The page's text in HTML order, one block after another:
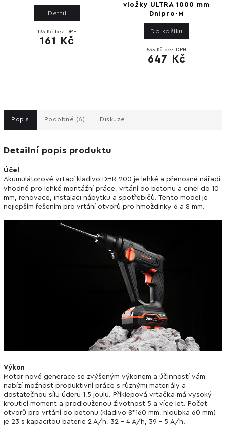
Popis Podobné (6) Diskuze
Detailní popis produktu
Účel
Akumulátorové vrtací kladivo DHR-200 je lehké a přenosné nářadí
vhodné pro lehké montážní práce, vrtání do betonu a cihel do 10
mm, renovace, instalaci nábytku a spotřebičů. Tento model je
nejlepším řešením pro vrtání otvorů pro hmoždinky 6 a 8 mm.
Výkon
Motor nové generace se zvýšeným výkonem a účinností vám
nabízí možnost produktivní práce s různými materiály a
dostatečnou sílu úderu 1,5 joulu. Příklepová vrtačka má vysoký
krouticí moment a prodlouženou životnost 5 a více let. Počet
otvorů pro vrtání do betonu (kladivo 8*160 mm, hloubka 60 mm)
je 23 s kapacitou baterie 2 A/h, 32 - 4 A/h, 39 - 5 A/h.
133 Kč bez DPH
161 Kč
Detail
vložky ULTRA 1000 mm
Dnipro-M
535 Kč bez DPH
647 Kč
Do košíku